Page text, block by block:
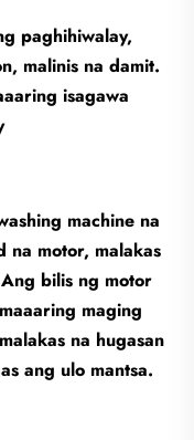
paghihiwalay,
malinis na damit.
isagawa
machine na
na motor, malakas
bilis ng motor
maging
na hugasan
ang ulo mantsa.